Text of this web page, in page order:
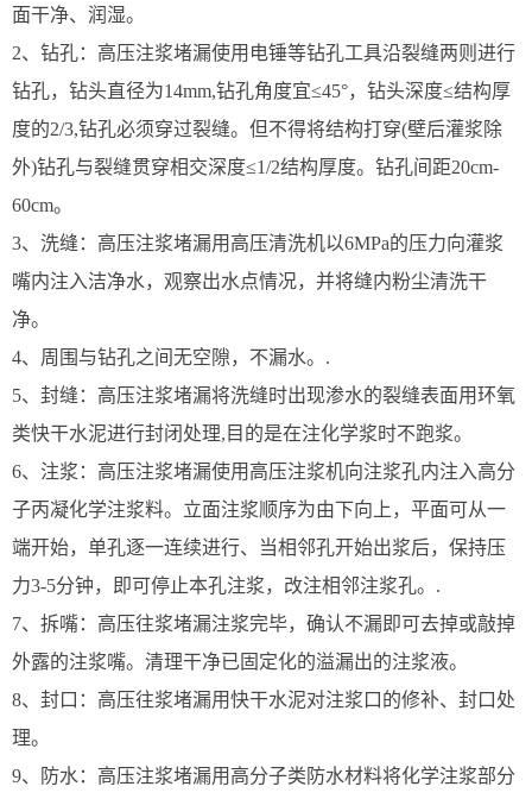
面干净、润湿。
2、钻孔：高压注浆堵漏使用电锤等钻孔工具沿裂缝两则进行
钻孔，钻头直径为14mm,钻孔角度宜≤45°，钻头深度≤结构厚
度的2/3,钻孔必须穿过裂缝。但不得将结构打穿(壁后灌浆除
外)钻孔与裂缝贯穿相交深度≤1/2结构厚度。钻孔间距20cm-
60cm。
3、洗缝：高压注浆堵漏用高压清洗机以6MPa的压力向灌浆
嘴内注入洁净水，观察出水点情况，并将缝内粉尘清洗干
净。
4、周围与钻孔之间无空隙，不漏水。.
5、封缝：高压注浆堵漏将洗缝时出现渗水的裂缝表面用环氧
类快干水泥进行封闭处理,目的是在注化学浆时不跑浆。
6、注浆：高压注浆堵漏使用高压注浆机向注浆孔内注入高分
子丙凝化学注浆料。立面注浆顺序为由下向上，平面可从一
端开始，单孔逐一连续进行、当相邻孔开始出浆后，保持压
力3-5分钟，即可停止本孔注浆，改注相邻注浆孔。.
7、拆嘴：高压往浆堵漏注浆完毕，确认不漏即可去掉或敲掉
外露的注浆嘴。清理干净已固定化的溢漏出的注浆液。
8、封口：高压往浆堵漏用快干水泥对注浆口的修补、封口处
理。
9、防水：高压注浆堵漏用高分子类防水材料将化学注浆部分